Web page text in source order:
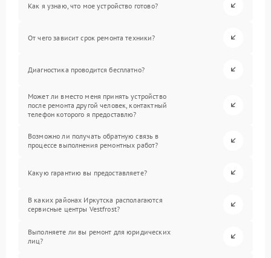
Как я узнаю, что мое устройство готово?
От чего зависит срок ремонта техники?
Диагностика проводится бесплатно?
Может ли вместо меня принять устройство
после ремонта другой человек, контактный
телефон которого я предоставлю?
Возможно ли получать обратную связь в
процессе выполнения ремонтных работ?
Какую гарантию вы предоставляете?
В каких районах Иркутска располагаются
сервисные центры Vestfrost?
Выполняете ли вы ремонт для юридических
лиц?